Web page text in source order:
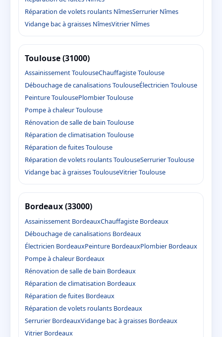
Réparation de volets roulants NîmesSerrurier Nîmes
Vidange bac à graisses NîmesVitrier Nîmes
Toulouse (31000)
Assainissement ToulouseChauffagiste Toulouse
Débouchage de canalisations ToulouseÉlectricien Toulouse
Peinture ToulousePlombier Toulouse
Pompe à chaleur Toulouse
Rénovation de salle de bain Toulouse
Réparation de climatisation Toulouse
Réparation de fuites Toulouse
Réparation de volets roulants ToulouseSerrurier Toulouse
Vidange bac à graisses ToulouseVitrier Toulouse
Bordeaux (33000)
Assainissement BordeauxChauffagiste Bordeaux
Débouchage de canalisations Bordeaux
Électricien BordeauxPeinture BordeauxPlombier Bordeaux
Pompe à chaleur Bordeaux
Rénovation de salle de bain Bordeaux
Réparation de climatisation Bordeaux
Réparation de fuites Bordeaux
Réparation de volets roulants Bordeaux
Serrurier BordeauxVidange bac à graisses Bordeaux
Vitrier Bordeaux